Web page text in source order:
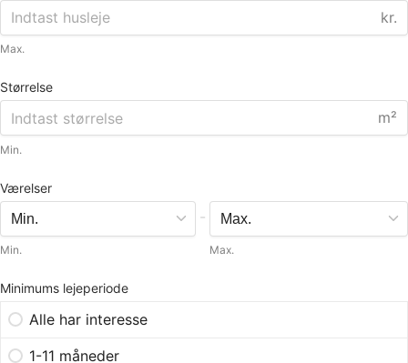
kr.
Max.
Størrelse
m²
Min.
Værelser
Min.
-
Max.
Minimums lejeperiode
Alle har interesse
1-11 måneder